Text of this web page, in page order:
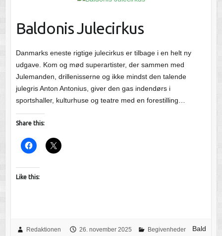
Baldonis Julecirkus
Danmarks eneste rigtige julecirkus er tilbage i en helt ny
udgave. Kom og mød superartister, der sammen med
Julemanden, drillenisserne og ikke mindst den talende
julegris Anton Antonius, giver den gas indendørs i
sportshaller, kulturhuse og teatre med en forestilling…
Share this:
Like this:
Redaktionen 26. november 2025 Begivenheder
Bald